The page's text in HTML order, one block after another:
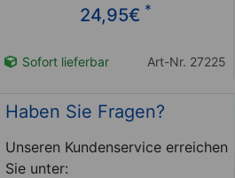
24,95€ *
Sofort lieferbar Art-Nr. 27225
Haben Sie Fragen?
Unseren Kundenservice erreichen
Sie unter: